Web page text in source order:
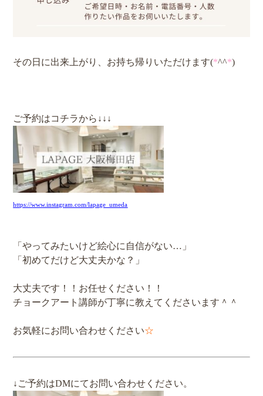
その日に出来上がり、お持ち帰りいただけます(*^^*)
ご予約はコチラから↓↓↓
https://www.instagram.com/lapage_umeda
「やってみたいけど絵心に自信がない…」
「初めてだけど大丈夫かな？」
大丈夫です！！お任せください！！
チョークアート講師が丁寧に教えてくださいます＾＾
お気軽にお問い合わせください☆
↓ご予約はDMにてお問い合わせください。